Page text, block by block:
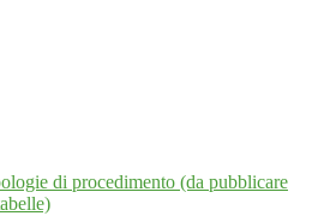
di procedimento (da pubblicare